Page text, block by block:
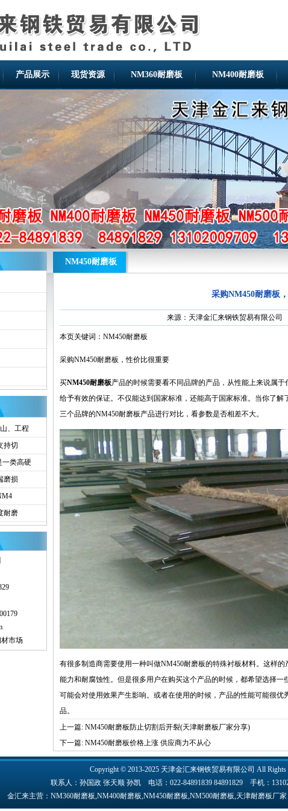
产品展示 现货资源 NM360耐磨板 NM400耐磨板
、工程
持切
一类高硬
磨损
耐磨
市场
NM450耐磨板
采购NM450耐磨板
来源： 天津金汇来钢铁贸易有限公司
本页关键词：NM450耐磨板
采购NM450耐磨板 ，性价比很重要
买NM450耐磨板产品的时候需要看不同品牌的产品，从性能上来说属
给予有效的保证。不仅能达到国家标准，还能高于国家标准。当你了
三个品牌的NM450耐磨板产品进行对比，看参数是否相差不大。
有很多制造商需要使用一种叫做NM450耐磨板的特殊衬板材料。这样
能力和耐腐蚀性。但是很多用户在购买这个产品的时候，都希望选择
可能会对使用效果产生影响。或者在使用的时候，产品的性能可能很优
品。
上一篇: NM450耐磨板防止切割后开裂(天津耐磨板厂家分享)
下一篇: NM450耐磨板价格上涨 供应商力不从心
Copyright © 2013-2025 天津金汇来钢铁贸易有限公司 All Rights
联系人：孙国政 张天顺 孙凯 电话：022-84891839 84891829 手机：
金汇来主营：NM360耐磨板,NM400耐磨板,NM450耐磨板,NM500耐磨板,天津耐磨板厂